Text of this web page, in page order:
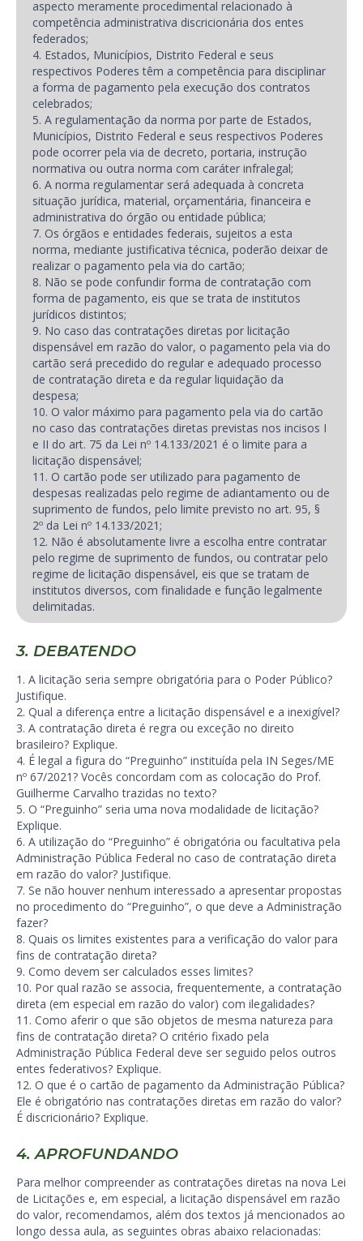
aspecto meramente procedimental relacionado à
competência administrativa discricionária dos entes
federados;
4. Estados, Municípios, Distrito Federal e seus
respectivos Poderes têm a competência para disciplinar
a forma de pagamento pela execução dos contratos
celebrados;
5. A regulamentação da norma por parte de Estados,
Municípios, Distrito Federal e seus respectivos Poderes
pode ocorrer pela via de decreto, portaria, instrução
normativa ou outra norma com caráter infralegal;
6. A norma regulamentar será adequada à concreta
situação jurídica, material, orçamentária, financeira e
administrativa do órgão ou entidade pública;
7. Os órgãos e entidades federais, sujeitos a esta
norma, mediante justificativa técnica, poderão deixar de
realizar o pagamento pela via do cartão;
8. Não se pode confundir forma de contratação com
forma de pagamento, eis que se trata de institutos
jurídicos distintos;
9. No caso das contratações diretas por licitação
dispensável em razão do valor, o pagamento pela via do
cartão será precedido do regular e adequado processo
de contratação direta e da regular liquidação da
despesa;
10. O valor máximo para pagamento pela via do cartão
no caso das contratações diretas previstas nos incisos I
e II do art. 75 da Lei nº 14.133/2021 é o limite para a
licitação dispensável;
11. O cartão pode ser utilizado para pagamento de
despesas realizadas pelo regime de adiantamento ou de
suprimento de fundos, pelo limite previsto no art. 95, §
2º da Lei nº 14.133/2021;
12. Não é absolutamente livre a escolha entre contratar
pelo regime de suprimento de fundos, ou contratar pelo
regime de licitação dispensável, eis que se tratam de
institutos diversos, com finalidade e função legalmente
delimitadas.
3. DEBATENDO
1. A licitação seria sempre obrigatória para o Poder Público?
Justifique.
2. Qual a diferença entre a licitação dispensável e a inexigível?
3. A contratação direta é regra ou exceção no direito
brasileiro? Explique.
4. É legal a figura do “Preguinho” instituída pela IN Seges/ME
nº 67/2021? Vocês concordam com as colocação do Prof.
Guilherme Carvalho trazidas no texto?
5. O “Preguinho” seria uma nova modalidade de licitação?
Explique.
6. A utilização do “Preguinho” é obrigatória ou facultativa pela
Administração Pública Federal no caso de contratação direta
em razão do valor? Justifique.
7. Se não houver nenhum interessado a apresentar propostas
no procedimento do “Preguinho”, o que deve a Administração
fazer?
8. Quais os limites existentes para a verificação do valor para
fins de contratação direta?
9. Como devem ser calculados esses limites?
10. Por qual razão se associa, frequentemente, a contratação
direta (em especial em razão do valor) com ilegalidades?
11. Como aferir o que são objetos de mesma natureza para
fins de contratação direta? O critério fixado pela
Administração Pública Federal deve ser seguido pelos outros
entes federativos? Explique.
12. O que é o cartão de pagamento da Administração Pública?
Ele é obrigatório nas contratações diretas em razão do valor?
É discricionário? Explique.
4. APROFUNDANDO
Para melhor compreender as contratações diretas na nova Lei
de Licitações e, em especial, a licitação dispensável em razão
do valor, recomendamos, além dos textos já mencionados ao
longo dessa aula, as seguintes obras abaixo relacionadas: